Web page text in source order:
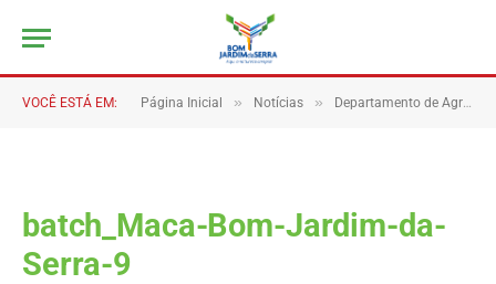
VOCÊ ESTÁ EM: Página Inicial » Notícias » Departamento de Agricultura de Bom Jardim da Serra se destaca em ações para o fortalecimento do meio rural.
batch_Maca-Bom-Jardim-da-
Serra-9